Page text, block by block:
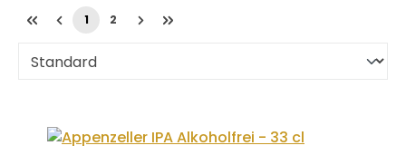
Seite
1 Seite
2